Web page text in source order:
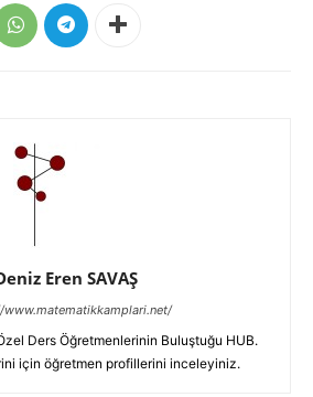
Eren SAVAŞ
Ders Öğretmenlerinin Buluştuğu HUB.
için öğretmen profillerini inceleyiniz.